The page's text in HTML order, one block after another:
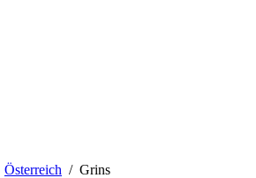
Österreich / Grins